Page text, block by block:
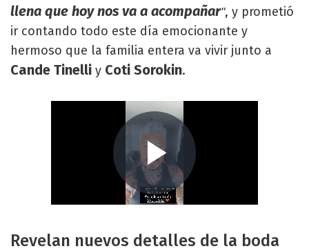
llena que hoy nos va a acompañar", y prometió
ir contando todo este día emocionante y
hermoso que la familia entera va vivir junto a
Cande Tinelli y Coti Sorokin.
Revelan nuevos detalles de la boda